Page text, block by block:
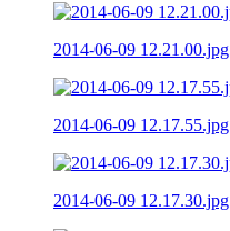
2014-06-09 12.21.00.jpg
2014-06-09 12.17.55.jpg
2014-06-09 12.17.30.jpg